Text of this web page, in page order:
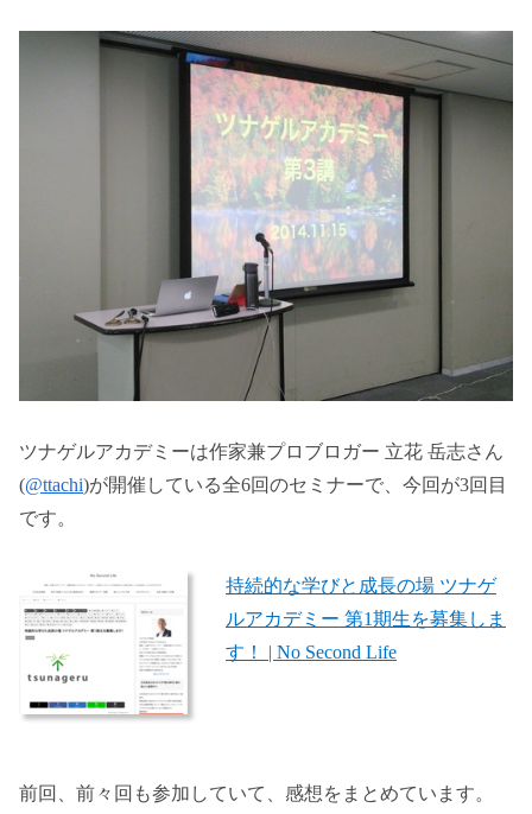
ツナゲルアカデミーは作家兼プロブロガー 立花 岳志さん
(@ttachi)が開催している全6回のセミナーで、今回が3回目
です。
持続的な学びと成長の場 ツナゲ
ルアカデミー 第1期生を募集しま
す！ | No Second Life
前回、前々回も参加していて、感想をまとめています。